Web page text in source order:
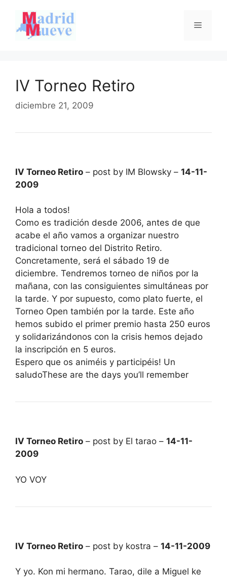
contenido
Menú
IV Torneo Retiro
diciembre 21, 2009
IV Torneo Retiro – post by IM Blowsky – 14-11-
2009
Hola a todos!
Como es tradición desde 2006, antes de que
acabe el año vamos a organizar nuestro
tradicional torneo del Distrito Retiro.
Concretamente, será el sábado 19 de
diciembre. Tendremos torneo de niños por la
mañana, con las consiguientes simultáneas por
la tarde. Y por supuesto, como plato fuerte, el
Torneo Open también por la tarde. Este año
hemos subido el primer premio hasta 250 euros
y solidarizándonos con la crisis hemos dejado
la inscripción en 5 euros.
Espero que os animéis y participéis! Un
saludoThese are the days you’ll remember
IV Torneo Retiro – post by El tarao – 14-11-
2009
YO VOY
IV Torneo Retiro – post by kostra – 14-11-2009
Y yo. Kon mi hermano. Tarao, dile a Miguel ke